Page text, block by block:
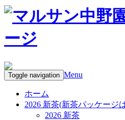
Toggle navigation Menu
ホーム
2026 新茶(新茶パッケージ
2026 新茶